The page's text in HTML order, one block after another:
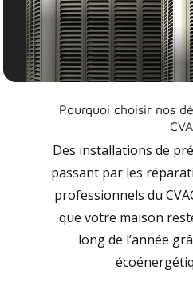
Pourquoi choisir nos
Des installations de
passant par les
professionnels du
que votre maison
long de l’année